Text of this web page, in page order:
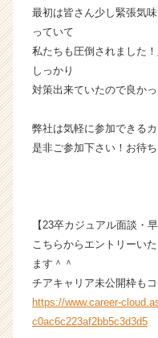
就
サ
ト
キ
ャ
h
C
a
r
最初は皆さん少し緊張気
っていて
私たちも圧倒されました
しっかり
対策出来ていたので良か
弊社は気軽に参加できる
是非ご参加下さい！お待
【23卒カジュアル面談・
こちらからエントリーい
ます＾＾
チアキャリア未公開枠も
https://www.career-
c0ac6c223af2bb5c3d3d5